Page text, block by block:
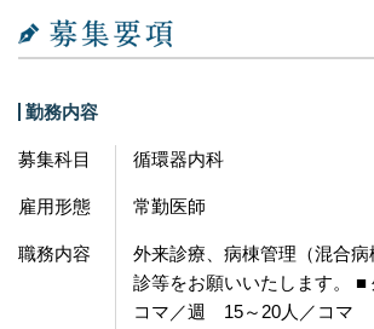
勤務内容
募集科目 循環器内科
雇用形態 常勤医師
職務内容
外来診療、病棟管理（混合
診等をお願いいたします。
コマ／週 15～20人／コマ